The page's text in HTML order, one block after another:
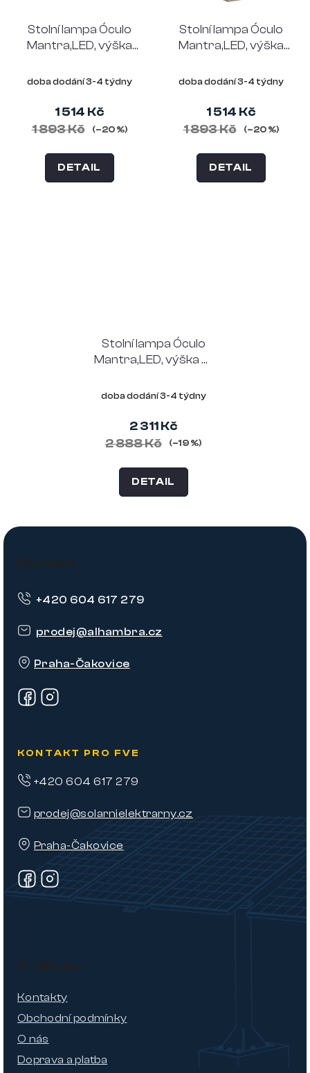
Stolní lampa Óculo
Mantra,LED, výška
barva
doba dodání 3-4 týdny
1 514 Kč
1 893 Kč
(–20 %)
DETAIL
Stolní lampa Óculo
Mantra,LED, výška
doba dodání 3-4 týdny
1 514 Kč
1 893 Kč
(–20 %)
DETAIL
Stolní lampa Óculo
Mantra,LED, výška 31
doba dodání 3-4 týdny
2 311 Kč
2 888 Kč
(–19 %)
DETAIL
Z
Kontakt
prodej@alhambra.cz
Praha-Čakovice
+420 604 617 279
KONTAKT PRO FVE
prodej@solarnielektrarny.cz
Praha-Čakovice
+420 604 617 279
O nákupu
Kontakty
Obchodní podmínky
O nás
Doprava a platba